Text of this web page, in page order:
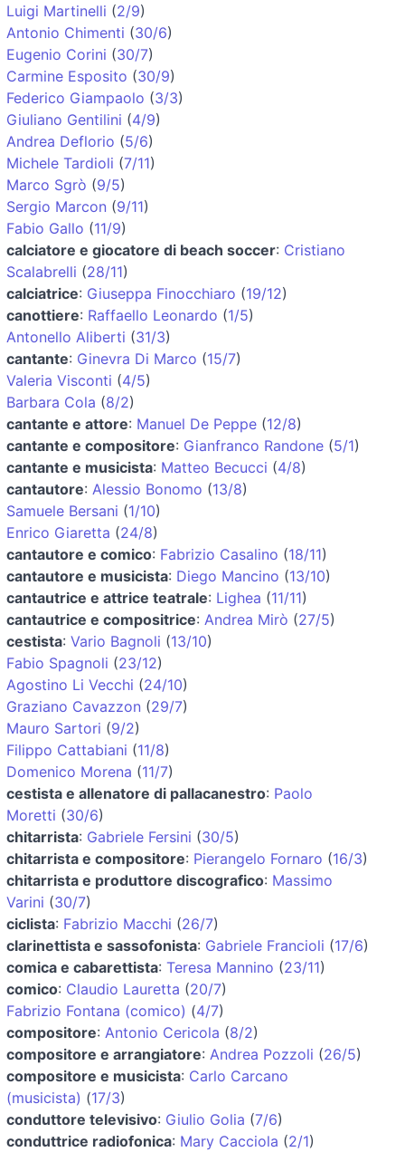
Luigi Martinelli (2/9)
Antonio Chimenti (30/6)
Eugenio Corini (30/7)
Carmine Esposito (30/9)
Federico Giampaolo (3/3)
Giuliano Gentilini (4/9)
Andrea Deflorio (5/6)
Michele Tardioli (7/11)
Marco Sgrò (9/5)
Sergio Marcon (9/11)
Fabio Gallo (11/9)
calciatore e giocatore di beach soccer: Cristiano
Scalabrelli (28/11)
calciatrice: Giuseppa Finocchiaro (19/12)
canottiere: Raffaello Leonardo (1/5)
Antonello Aliberti (31/3)
cantante: Ginevra Di Marco (15/7)
Valeria Visconti (4/5)
Barbara Cola (8/2)
cantante e attore: Manuel De Peppe (12/8)
cantante e compositore: Gianfranco Randone (5/1)
cantante e musicista: Matteo Becucci (4/8)
cantautore: Alessio Bonomo (13/8)
Samuele Bersani (1/10)
Enrico Giaretta (24/8)
cantautore e comico: Fabrizio Casalino (18/11)
cantautore e musicista: Diego Mancino (13/10)
cantautrice e attrice teatrale: Lighea (11/11)
cantautrice e compositrice: Andrea Mirò (27/5)
cestista: Vario Bagnoli (13/10)
Fabio Spagnoli (23/12)
Agostino Li Vecchi (24/10)
Graziano Cavazzon (29/7)
Mauro Sartori (9/2)
Filippo Cattabiani (11/8)
Domenico Morena (11/7)
cestista e allenatore di pallacanestro: Paolo
Moretti (30/6)
chitarrista: Gabriele Fersini (30/5)
chitarrista e compositore: Pierangelo Fornaro (16/3)
chitarrista e produttore discografico: Massimo
Varini (30/7)
ciclista: Fabrizio Macchi (26/7)
clarinettista e sassofonista: Gabriele Francioli (17/6)
comica e cabarettista: Teresa Mannino (23/11)
comico: Claudio Lauretta (20/7)
Fabrizio Fontana (comico) (4/7)
compositore: Antonio Cericola (8/2)
compositore e arrangiatore: Andrea Pozzoli (26/5)
compositore e musicista: Carlo Carcano
(musicista) (17/3)
conduttore televisivo: Giulio Golia (7/6)
conduttrice radiofonica: Mary Cacciola (2/1)